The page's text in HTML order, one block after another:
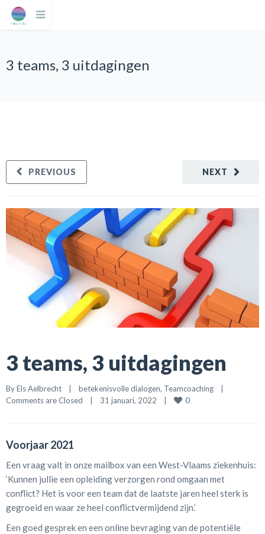
3 teams, 3 uitdagingen
NEXT
PREVIOUS
3 teams, 3 uitdagingen
By Els Aelbrecht | betekenisvolle dialogen, Teamcoaching
|
Comments are Closed
| 31 januari, 2022 | 0
Voorjaar 2021
Een vraag valt in onze mailbox van een West-Vlaams ziekenhuis:
‘Kunnen jullie een opleiding verzorgen rond omgaan met
conflict? Het is voor een team dat de laatste jaren heel sterk is
gegroeid en waar ze heel conflictvermijdend zijn.’
Een goed gesprek en een online bevraging van de potentiële